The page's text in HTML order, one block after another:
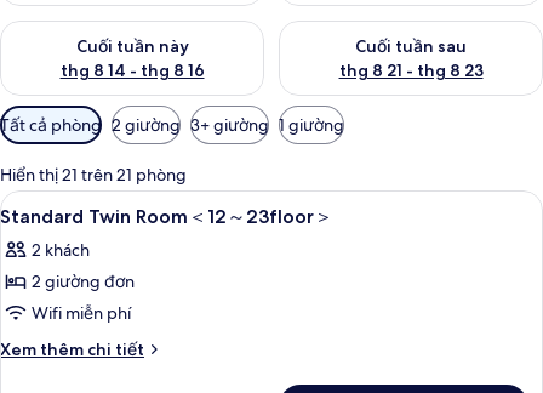
Cuối tuần này
thg 8 14 - thg 8 16
Kiểm tra lượng phòng cuối tuần này từ thg 8 14 - thg 8 16
Cuối tuần sau
thg 8 21 - thg 8 23
Kiểm tra lượng phòng cuối
Bộ
lọc
có
thể
dùng
để
lọc
tìm
phòng
Tất cả phòng 2 giường 3+ giường 1 giường
Hiển thị 21 trên 21 phòng
Xem
tất
cả
ảnh
Standard
Twin
1 phòng ngủ, két bảo mật tại phòng,
5
Standard Twin Room＜12～23floor＞
2 khách
2 giường đơn
Wifi miễn phí
Xem thêm chi tiết
Chi